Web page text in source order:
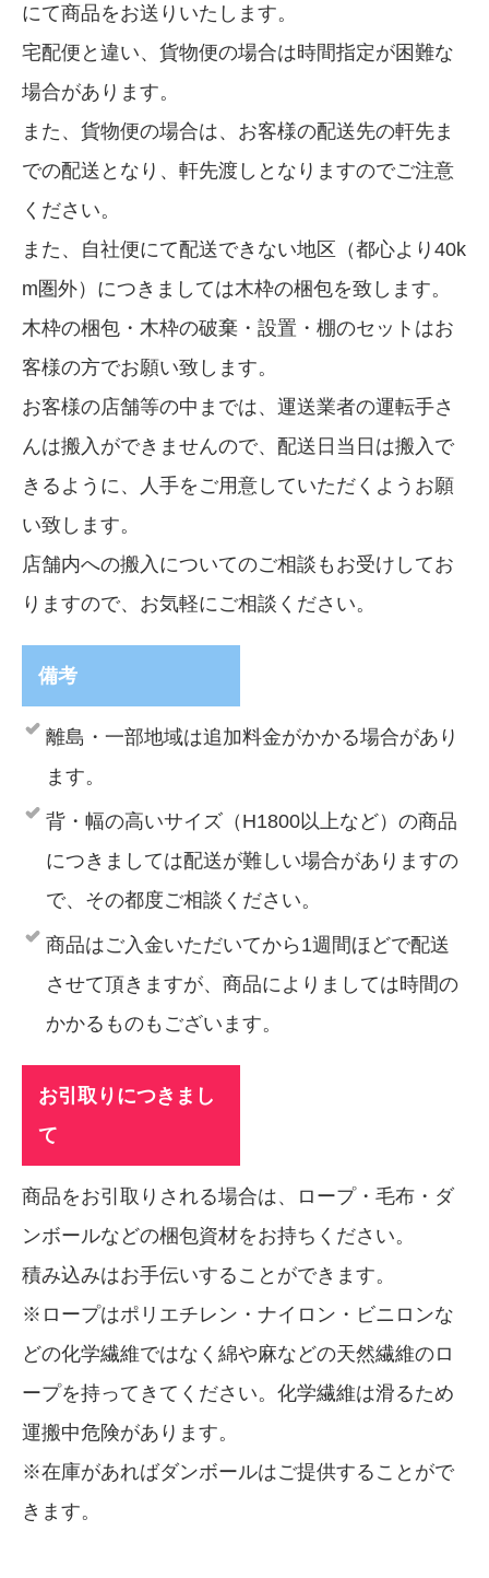
にて商品をお送りいたします。
宅配便と違い、貨物便の場合は時間指定が困難な
場合があります。
また、貨物便の場合は、お客様の配送先の軒先ま
での配送となり、軒先渡しとなりますのでご注意
ください。
また、自社便にて配送できない地区（都心より40k
m圏外）につきましては木枠の梱包を致します。
木枠の梱包・木枠の破棄・設置・棚のセットはお
客様の方でお願い致します。
お客様の店舗等の中までは、運送業者の運転手さ
んは搬入ができませんので、配送日当日は搬入で
きるように、人手をご用意していただくようお願
い致します。
店舗内への搬入についてのご相談もお受けしてお
りますので、お気軽にご相談ください。
備考
離島・一部地域は追加料金がかかる場合があり
ます。
背・幅の高いサイズ（H1800以上など）の商品
につきましては配送が難しい場合がありますの
で、その都度ご相談ください。
商品はご入金いただいてから1週間ほどで配送
させて頂きますが、商品によりましては時間の
かかるものもございます。
お引取りにつきまし
て
商品をお引取りされる場合は、ロープ・毛布・ダ
ンボールなどの梱包資材をお持ちください。
積み込みはお手伝いすることができます。
※ロープはポリエチレン・ナイロン・ビニロンな
どの化学繊維ではなく綿や麻などの天然繊維のロ
ープを持ってきてください。化学繊維は滑るため
運搬中危険があります。
※在庫があればダンボールはご提供することがで
きます。